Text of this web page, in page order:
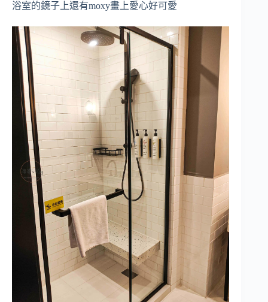
浴室的鏡子上還有moxy畫上愛心好可愛